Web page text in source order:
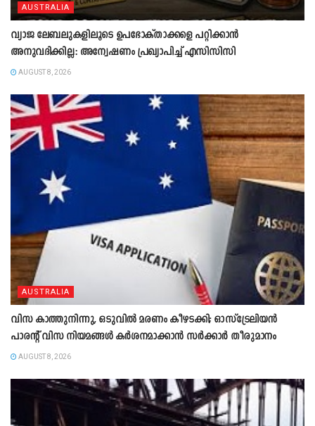
AUSTRALIA
വ്യാജ ലേബലുകളിലൂടെ ഉപഭോക്താക്കളെ പറ്റിക്കാൻ
അനുവദിക്കില്ല: അന്വേഷണം പ്രഖ്യാപിച്ച് എസിസിസി
AUGUST 8, 2026
AUSTRALIA
വിസ കാത്തുനിന്നു, ഒടുവിൽ മരണം കീഴടക്കി; ഓസ്‌ട്രേലിയൻ
പാരന്റ് വിസ നിയമങ്ങൾ കർശനമാക്കാൻ സർക്കാർ തീരുമാനം
AUGUST 8, 2026